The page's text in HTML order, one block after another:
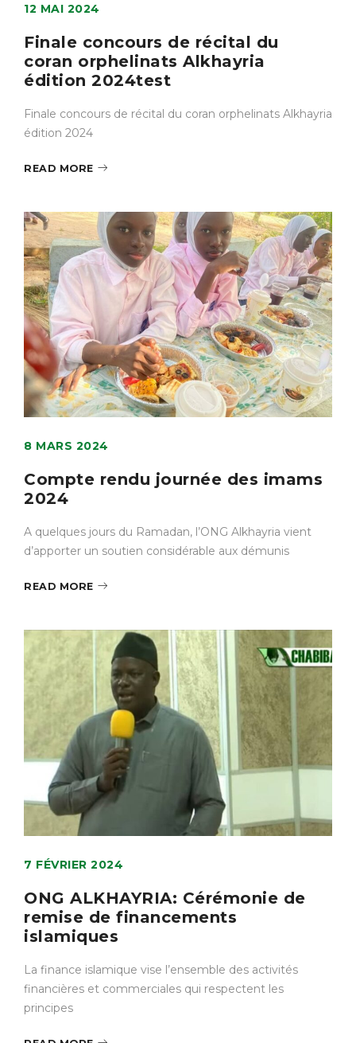
12 MAI 2024
Finale concours de récital du
coran orphelinats Alkhayria
édition 2024test
Finale concours de récital du coran orphelinats Alkhayria
édition 2024
READ MORE
8 MARS 2024
Compte rendu journée des imams
2024
A quelques jours du Ramadan, l’ONG Alkhayria vient
d’apporter un soutien considérable aux démunis
READ MORE
7 FÉVRIER 2024
ONG ALKHAYRIA: Cérémonie de
remise de financements
islamiques
La finance islamique vise l’ensemble des activités
financières et commerciales qui respectent les
principes